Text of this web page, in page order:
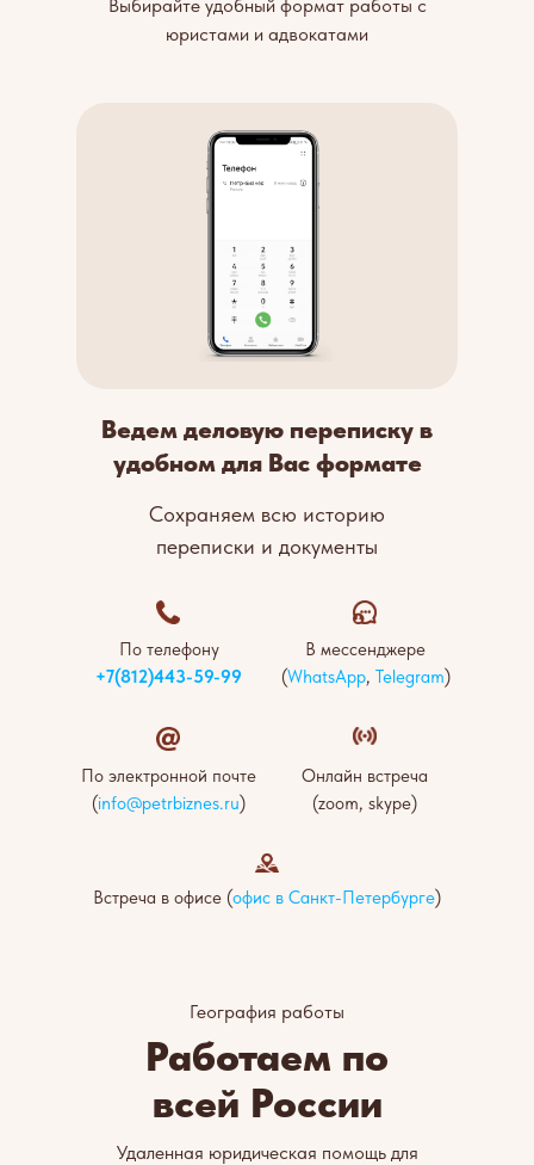
Выбирайте удобный формат работы с
юристами и адвокатами
Ведем деловую переписку в
удобном для Вас формате
Сохраняем всю историю
переписки и документы
По телефону
+7(812)443-59-99
В мессенджере
(WhatsApp, Telegram)
По электронной почте
(info@petrbiznes.ru)
Онлайн встреча
(zoom, skype)
Встреча в офисе (офис в Санкт-Петербурге)
Работаем по
всей России
География работы
Удаленная юридическая помощь для